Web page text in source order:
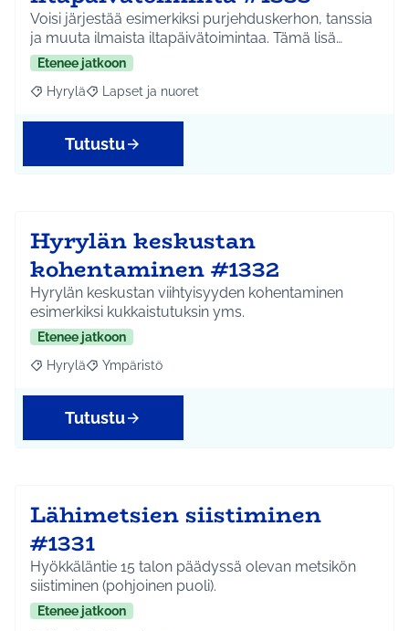
Voisi järjestää esimerkiksi purjehduskerhon, tanssia
ja muuta ilmaista iltapäivätoimintaa. Tämä lisä…
Etenee jatkoon
Rajaa tulokset aihepiirin mukaan: Hyrylä
Hyrylä Rajaa tulokset teeman mukaan: Lapset ja nuoret
Lapset ja nuoret
Tutustu
Hyrylän keskustan
kohentaminen #1332
Hyrylän keskustan viihtyisyyden kohentaminen
esimerkiksi kukkaistutuksin yms.
Etenee jatkoon
Rajaa tulokset aihepiirin mukaan: Hyrylä
Hyrylä Rajaa tulokset teeman mukaan: Ympäristö
Ympäristö
Tutustu
Lähimetsien siistiminen
#1331
Hyökkäläntie 15 talon päädyssä olevan metsikön
siistiminen (pohjoinen puoli).
Etenee jatkoon